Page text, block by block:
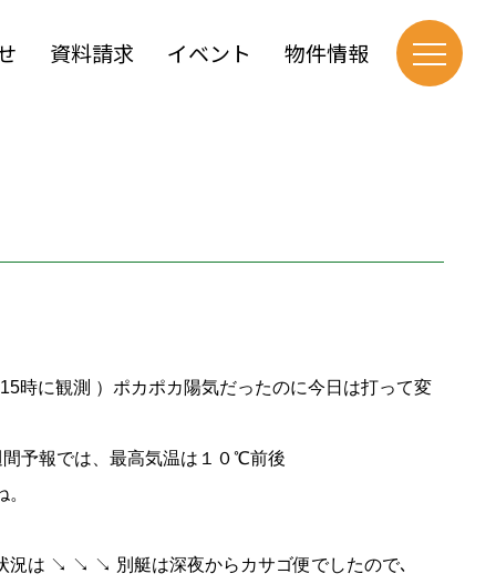
資料請求 イベント 物件情報
時に観測 ）ポカポカ陽気だったのに今日は打って変
週間予報では、最高気温は１０℃前後
況は ↘ ↘ ↘ 別艇は深夜からカサゴ便でしたので､